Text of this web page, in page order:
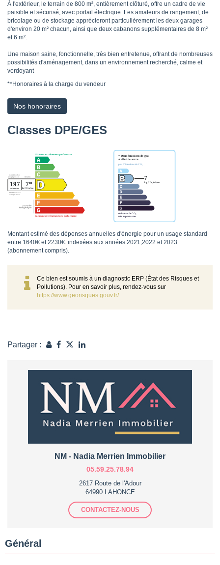
À l'extérieur, le terrain de 800 m², entièrement clôturé, offre un cadre de vie
paisible et sécurisé, avec portail électrique. Les amateurs de rangement, de
bricolage ou de stockage apprécieront particulièrement les deux garages
d'environ 20 m² chacun, ainsi que deux cabanons supplémentaires de 8 m²
et 6 m².
Une maison saine, fonctionnelle, très bien entretenue, offrant de nombreuses
possibilités d'aménagement, dans un environnement recherché, calme et
verdoyant
**Honoraires à la charge du vendeur
Nos honoraires
Classes DPE/GES
Montant estimé des dépenses annuelles d'énergie pour un usage standard
entre 1640€ et 2230€. indexées aux années 2021,2022 et 2023
(abonnement compris).
Ce bien est soumis à un diagnostic ERP (État des Risques et
Pollutions). Pour en savoir plus, rendez-vous sur
https://www.georisques.gouv.fr/
Partager :
NM - Nadia Merrien Immobilier
05.59.25.78.94
2617 Route de l'Adour
64990 LAHONCE
CONTACTEZ-NOUS
Général